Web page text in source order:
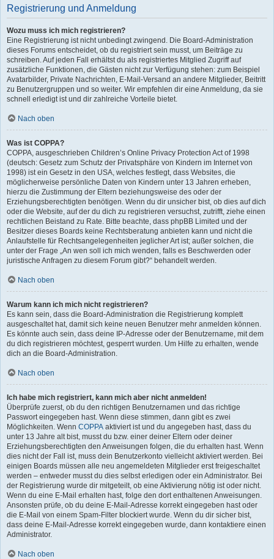
Registrierung und Anmeldung
Wozu muss ich mich registrieren?
Eine Registrierung ist nicht unbedingt zwingend. Die Board-Administration
dieses Forums entscheidet, ob du registriert sein musst, um Beiträge zu
schreiben. Auf jeden Fall erhältst du als registriertes Mitglied Zugriff auf
zusätzliche Funktionen, die Gästen nicht zur Verfügung stehen: zum Beispiel
Avatarbilder, Private Nachrichten, E-Mail-Versand an andere Mitglieder, Beitritt
zu Benutzergruppen und so weiter. Wir empfehlen dir eine Anmeldung, da sie
schnell erledigt ist und dir zahlreiche Vorteile bietet.
Nach oben
Was ist COPPA?
COPPA, ausgeschrieben Children’s Online Privacy Protection Act of 1998
(deutsch: Gesetz zum Schutz der Privatsphäre von Kindern im Internet von
1998) ist ein Gesetz in den USA, welches festlegt, dass Websites, die
möglicherweise persönliche Daten von Kindern unter 13 Jahren erheben,
hierzu die Zustimmung der Eltern beziehungsweise des oder der
Erziehungsberechtigten benötigen. Wenn du dir unsicher bist, ob dies auf dich
oder die Website, auf der du dich zu registrieren versuchst, zutrifft, ziehe einen
rechtlichen Beistand zu Rate. Bitte beachte, dass phpBB Limited und der
Besitzer dieses Boards keine Rechtsberatung anbieten kann und nicht die
Anlaufstelle für Rechtsangelegenheiten jeglicher Art ist; außer solchen, die
unter der Frage „An wen soll ich mich wenden, falls es Beschwerden oder
juristische Anfragen zu diesem Forum gibt?“ behandelt werden.
Nach oben
Warum kann ich mich nicht registrieren?
Es kann sein, dass die Board-Administration die Registrierung komplett
ausgeschaltet hat, damit sich keine neuen Benutzer mehr anmelden können.
Es könnte auch sein, dass deine IP-Adresse oder der Benutzername, mit dem
du dich registrieren möchtest, gesperrt wurden. Um Hilfe zu erhalten, wende
dich an die Board-Administration.
Nach oben
Ich habe mich registriert, kann mich aber nicht anmelden!
Überprüfe zuerst, ob du den richtigen Benutzernamen und das richtige
Passwort eingegeben hast. Wenn diese stimmen, dann gibt es zwei
Möglichkeiten. Wenn COPPA aktiviert ist und du angegeben hast, dass du
unter 13 Jahre alt bist, musst du bzw. einer deiner Eltern oder deiner
Erziehungsberechtigten den Anweisungen folgen, die du erhalten hast. Wenn
dies nicht der Fall ist, muss dein Benutzerkonto vielleicht aktiviert werden. Bei
einigen Boards müssen alle neu angemeldeten Mitglieder erst freigeschaltet
werden – entweder musst du dies selbst erledigen oder ein Administrator. Bei
der Registrierung wurde dir mitgeteilt, ob eine Aktivierung nötig ist oder nicht.
Wenn du eine E-Mail erhalten hast, folge den dort enthaltenen Anweisungen.
Ansonsten prüfe, ob du deine E-Mail-Adresse korrekt eingegeben hast oder
die E-Mail von einem Spam-Filter blockiert wurde. Wenn du dir sicher bist,
dass deine E-Mail-Adresse korrekt eingegeben wurde, dann kontaktiere einen
Administrator.
Nach oben